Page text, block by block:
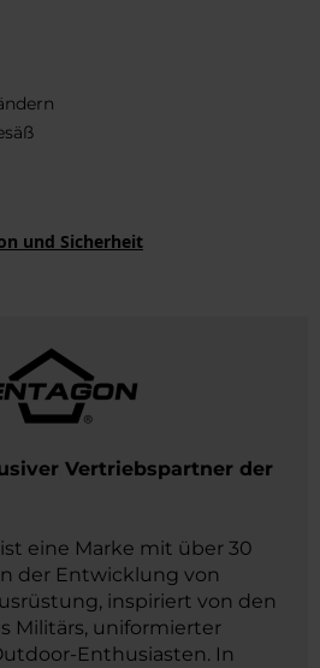
und Sicherheit
Vertriebspartner der
eine Marke mit über 30
der Entwicklung von
inspiriert von den
Militärs, uniformierter
Enthusiasten. In